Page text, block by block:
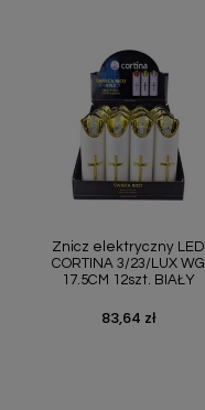
Znicz elektryczny LED
CORTINA 3/23/LUX WG
17.5CM 12szt. BIAŁY
Cena
83,64 zł